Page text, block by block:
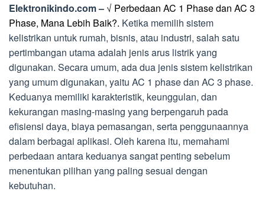
Elektronikindo.com – √ Perbedaan AC 1 Phase dan AC 3
Phase, Mana Lebih Baik?. Ketika memilih sistem
kelistrikan untuk rumah, bisnis, atau industri, salah satu
pertimbangan utama adalah jenis arus listrik yang
digunakan. Secara umum, ada dua jenis sistem kelistrikan
yang umum digunakan, yaitu AC 1 phase dan AC 3 phase.
Keduanya memiliki karakteristik, keunggulan, dan
kekurangan masing-masing yang berpengaruh pada
efisiensi daya, biaya pemasangan, serta penggunaannya
dalam berbagai aplikasi. Oleh karena itu, memahami
perbedaan antara keduanya sangat penting sebelum
menentukan pilihan yang paling sesuai dengan
kebutuhan.